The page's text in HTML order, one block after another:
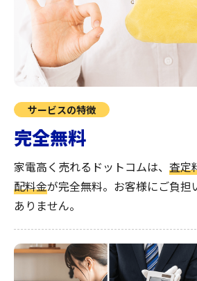
サービスの特徴
完全無料
家電高く売れるドットコムは、 査定
配料金が完全無料。 お客様にご負担
ありません。